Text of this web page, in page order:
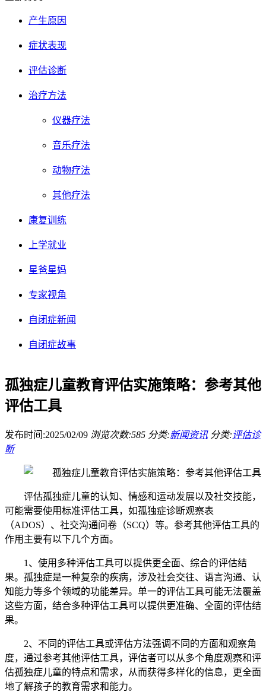
产生原因
症状表现
评估诊断
治疗方法
仪器疗法
音乐疗法
动物疗法
其他疗法
康复训练
上学就业
星爸星妈
专家视角
自闭症新闻
自闭症故事
孤独症儿童教育评估实施策略：参考其他
评估工具
发布时间:2025/02/09 浏览次数:585 分类:新闻资讯分类:评估诊
断
评估孤独症儿童的认知、情感和运动发展以及社交技能，
可能需要使用标准评估工具，如孤独症诊断观察表
（ADOS）、社交沟通问卷（SCQ）等。参考其他评估工具的
作用主要有以下几个方面。
1、使用多种评估工具可以提供更全面、综合的评估结
果。孤独症是一种复杂的疾病，涉及社会交往、语言沟通、认
知能力等多个领域的功能差异。单一的评估工具可能无法覆盖
这些方面，结合多种评估工具可以提供更准确、全面的评估结
果。
2、不同的评估工具或评估方法强调不同的方面和观察角
度，通过参考其他评估工具，评估者可以从多个角度观察和评
估孤独症儿童的特点和需求，从而获得多样化的信息，更全面
地了解孩子的教育需求和能力。